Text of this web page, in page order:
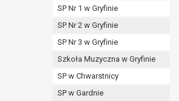
SP Nr 1 w Gryfinie
SP Nr 2 w Gryfinie
SP Nr 3 w Gryfinie
Szkoła Muzyczna w Gryfinie
SP w Chwarstnicy
SP w Gardnie
zawartej między